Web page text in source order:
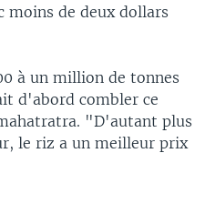
moins de deux dollars
à un million de tonnes
d'abord combler ce
"D'autant plus
le riz a un meilleur prix